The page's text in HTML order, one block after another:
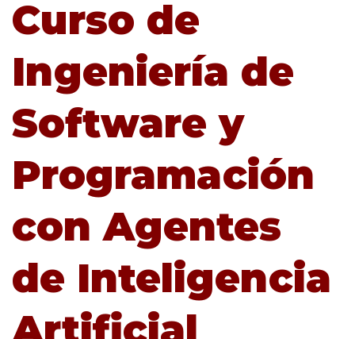
Curso de
Ingeniería de
Softwarey
Programación
conAgentes
de Inteligencia